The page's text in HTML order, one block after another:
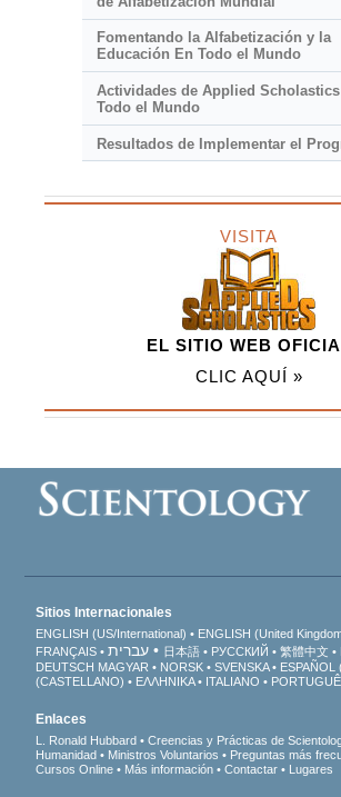
Fomentando la Alfabetización y la
Educación En Todo el Mundo
Actividades de Applied
Todo el Mundo
Resultados de Implementar el
VISITA
EL SITIO WEB
CLIC AQUÍ »
Sitios Internacionales
ENGLISH (US/International) ENGLISH (United
FRANÇAIS
עברית 日本語 РУССКИЙ 繁體中文
DEUTSCH MAGYAR NORSK SVENSKA ESPAÑOL
(CASTELLANO)
ΕΛΛΗΝΙΚA ITALIANO
Enlaces
L. Ronald Hubbard Creencias y Prácticas de
Humanidad
Ministros Voluntarios Preguntas más
Cursos Online
Más información Contactar Lugares